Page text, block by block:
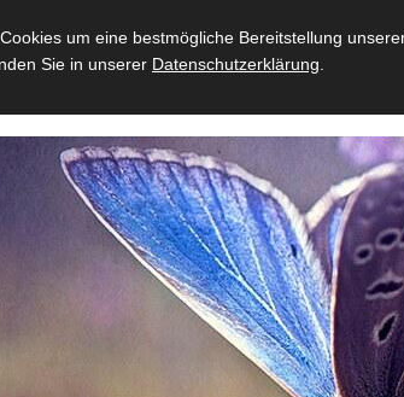
um eine bestmögliche Bereitstellung
Sie in unserer Datenschutzerklärung